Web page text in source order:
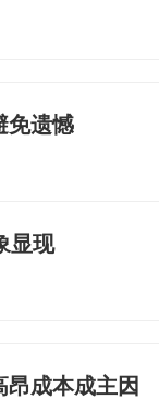
免遗憾
显现
成本成主因